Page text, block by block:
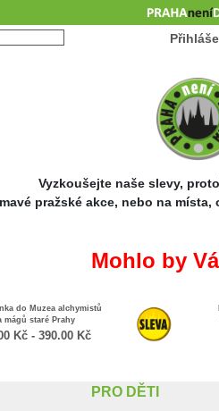
Vyzkoušejte naše slevy,
pražské akce, nebo na
Mohlo by
v centru Prahy pro
nebo velkou rodinu za
babku
PRO DĚTI